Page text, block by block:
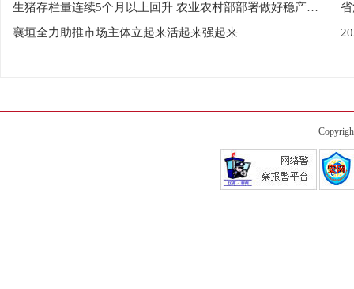
生猪存栏量连续5个月以上回升 农业农村部部署做好稳产保供
襄垣全力助推市场主体立起来活起来强起来